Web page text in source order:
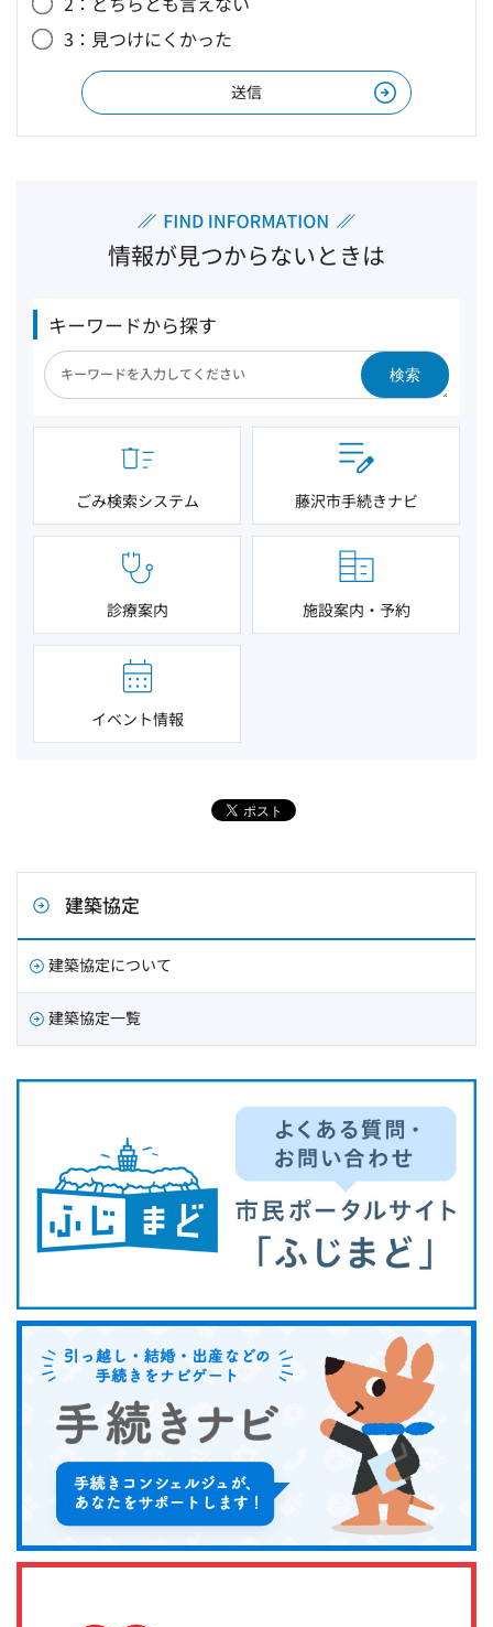
3：見つけにくかった
情報が見つからないときは
キーワードから探す
検索
ごみ検索システム 藤沢市手続きナビ
診療案内 施設案内・予約
イベント情報
建築協定
建築協定について
建築協定一覧